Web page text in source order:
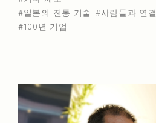
일본의 전통 기술
사람들과 연결
100년 기업